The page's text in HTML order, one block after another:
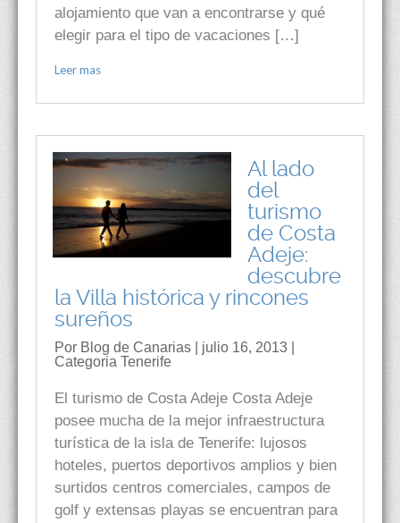
alojamiento que van a encontrarse y qué
elegir para el tipo de vacaciones […]
Leer mas
Al lado
del
turismo
de Costa
Adeje:
descubre
la Villa histórica y rincones
sureños
Por Blog de Canarias | julio 16, 2013 |
Categoria Tenerife
El turismo de Costa Adeje Costa Adeje
posee mucha de la mejor infraestructura
turística de la isla de Tenerife: lujosos
hoteles, puertos deportivos amplios y bien
surtidos centros comerciales, campos de
golf y extensas playas se encuentran para